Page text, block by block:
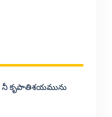
నీ కృపాతిశయమును